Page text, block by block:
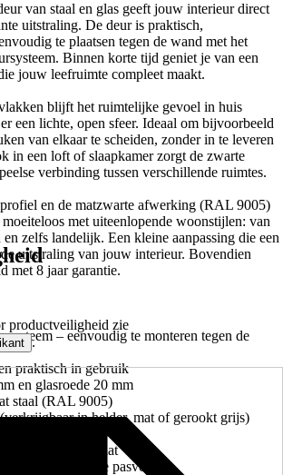
van staal en glas geeft jouw interieur direct
uitstraling. De deur is praktisch,
te plaatsen tegen de wand met het
Binnen korte tijd geniet je van een
jouw leefruimte compleet maakt.
blijft het ruimtelijke gevoel in huis
een lichte, open sfeer. Ideaal om bijvoorbeeld
van elkaar te scheiden, zonder in te leveren
in een loft of slaapkamer zorgt de zwarte
verbinding tussen verschillende ruimtes.
profiel en de matzwarte afwerking (RAL 9005)
met uiteenlopende woonstijlen: van
zelfs landelijk. Een kleine aanpassing die een
uitstraling van jouw interieur. Bovendien
met 8 jaar garantie.
– eenvoudig te monteren tegen de
praktisch in gebruik
en glasroede 20 mm
staal (RAL 9005)
in helder, mat of gerookt grijs)
glas en staal
– direct resultaat
een perfecte pasvorm
productveiligheid zie
.